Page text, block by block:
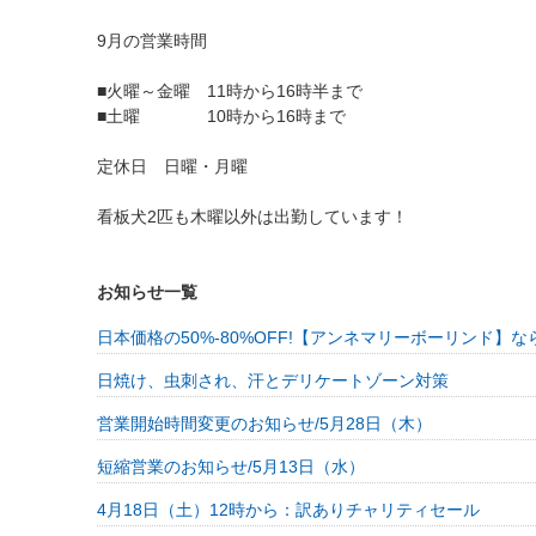
9月の営業時間
■火曜～金曜 11時から16時半まで
■土曜 10時から16時まで
定休日 日曜・月曜
看板犬2匹も木曜以外は出勤しています！
お知らせ一覧
日本価格の50%-80%OFF!【アンネマリーボーリンド】な
日焼け、虫刺され、汗とデリケートゾーン対策
営業開始時間変更のお知らせ/5月28日（木）
短縮営業のお知らせ/5月13日（水）
4月18日（土）12時から：訳ありチャリティセール